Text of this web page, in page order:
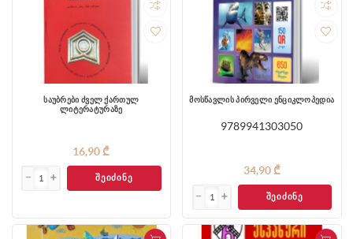
საუბრები ძველ ქართულ
ლიტერატურაზე
16,90 ₾
ᲨᲔᲘᲫᲘᲜᲔ
მოსწავლის პირველი ენციკლოპედია
9789941303050
34,90 ₾
ᲨᲔᲘᲫᲘᲜᲔ